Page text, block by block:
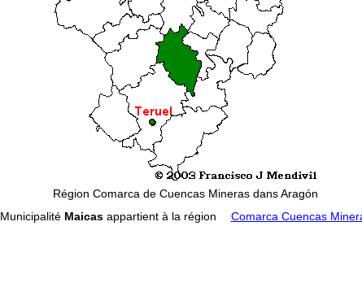
Région Comarca de Cuencas Mineras dans Aragón
Municipalité Maicasappartient à la région Comarca Cuencas